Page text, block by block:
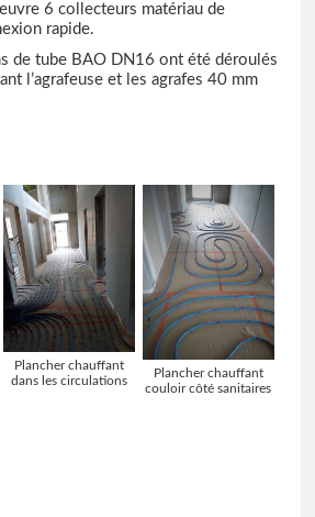
6 collecteurs matériau de
rapide.
de tube BAO DN16 ont été déroulés
l’agrafeuse et les agrafes 40 mm
Plancher chauffant
dans les circulations
Plancher chauffant
couloir côté sanitaires